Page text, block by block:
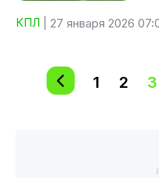
КПЛ 27 января 2026
1 2 3